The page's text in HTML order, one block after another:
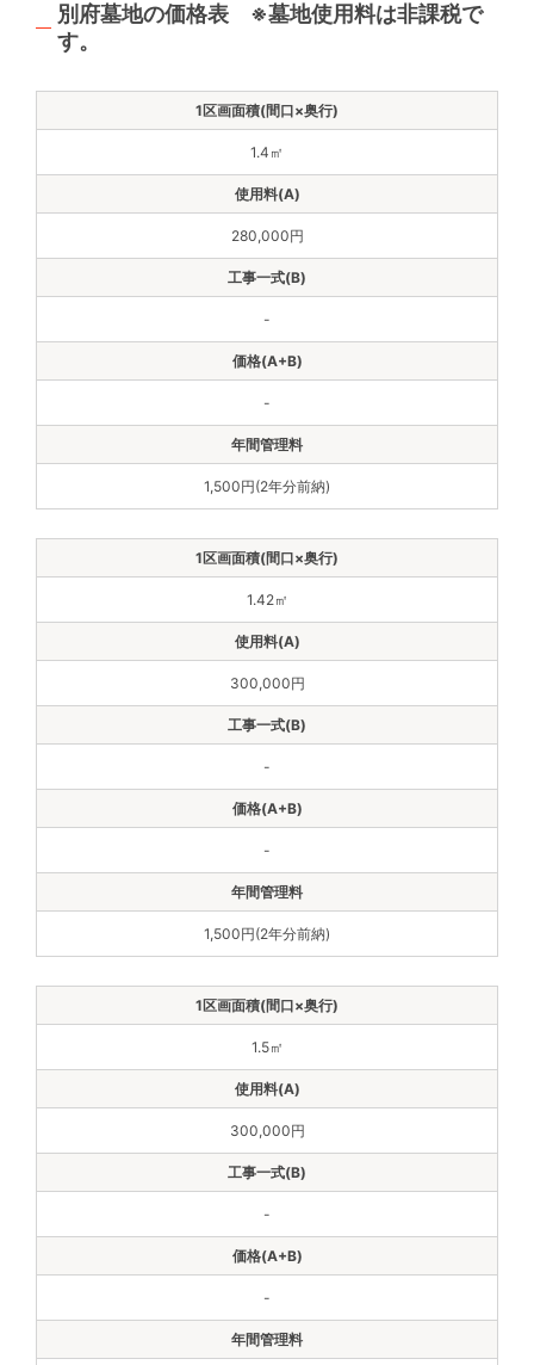
別府墓地の価格表 ※墓地使用料は非課税で
す。
1.4㎡
280,000円
-
-
1,500円(2年分前納)
1.42㎡
300,000円
-
-
1,500円(2年分前納)
1.5㎡
300,000円
-
-